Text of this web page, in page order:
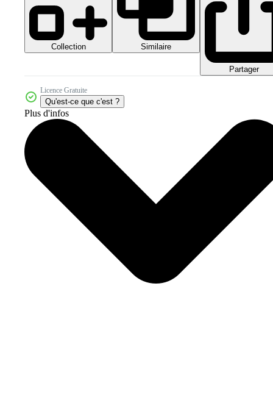
Collection Similaire
Partager
Licence Gratuite
Qu'est-ce que c'est ?
Plus d'infos